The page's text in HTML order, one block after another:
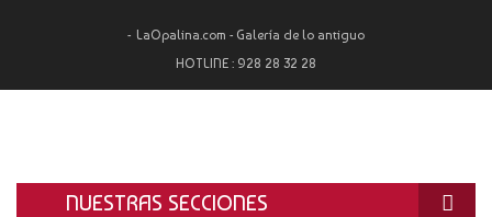
LaOpalina.com - Galería de lo antiguo
HOTLINE : 928 28 32 28
NUESTRAS SECCIONES